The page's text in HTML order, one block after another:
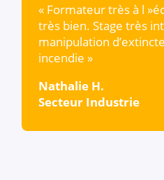
« Formateur très à l
très bien. Stage très
manipulation
incendie »
Nathalie H.
Secteur Industrie